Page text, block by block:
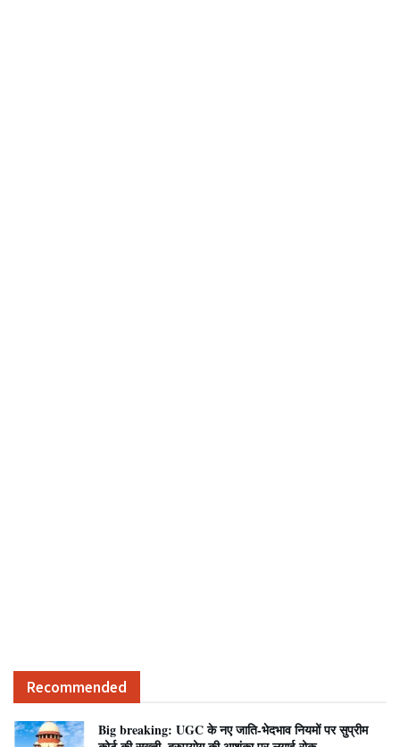
Recommended
Big breaking: UGC के नए जाति-भेदभाव नियमों पर सुप्रीम